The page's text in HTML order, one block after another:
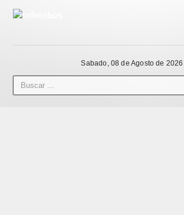
Sabado, 08 de Agosto de 2026